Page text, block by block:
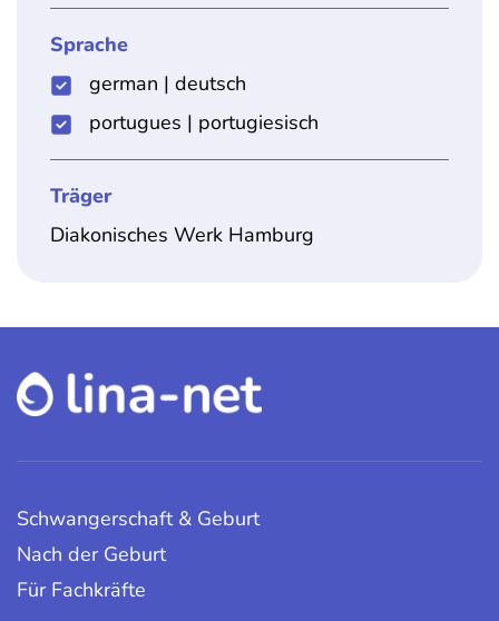
Sprache
german | deutsch
portugues | portugiesisch
Träger
Diakonisches Werk Hamburg
Schwangerschaft & Geburt
Nach der Geburt
Für Fachkräfte